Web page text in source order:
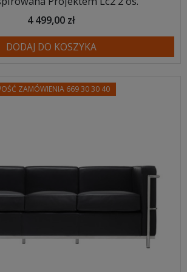
4 499,00 zł
DODAJ DO KOSZYKA
ZAMÓWIENIA 669 30 30 40